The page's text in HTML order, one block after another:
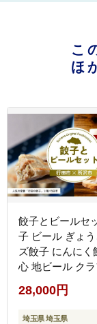
こ
ほ
餃子とビールセ
子 ビール ぎょ
ズ餃子 にんにく
心 地ビール ク
ール 晩酌 おつ
埼玉県 埼玉県庁
28,000円
埼玉県 埼玉県